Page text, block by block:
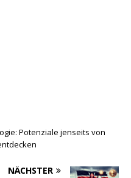
Potenziale jenseits von
NÄCHSTER